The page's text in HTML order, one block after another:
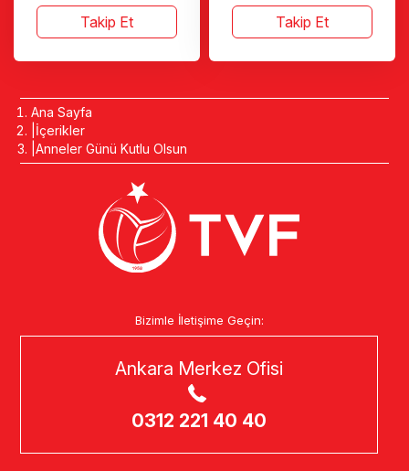
Takip Et Takip Et
Ana Sayfa
İçerikler
Anneler Günü Kutlu Olsun
Bizimle İletişime Geçin:
Ankara Merkez Ofisi
0312 221 40 40